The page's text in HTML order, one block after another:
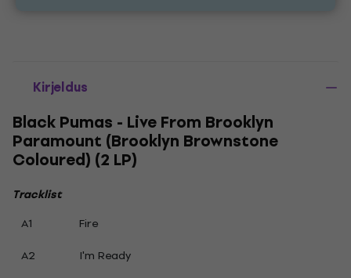
Kirjeldus
Black Pumas - Live From Brooklyn
Paramount (Brooklyn Brownstone
Coloured) (2 LP)
Tracklist
A1
Fire
A2
I'm Ready